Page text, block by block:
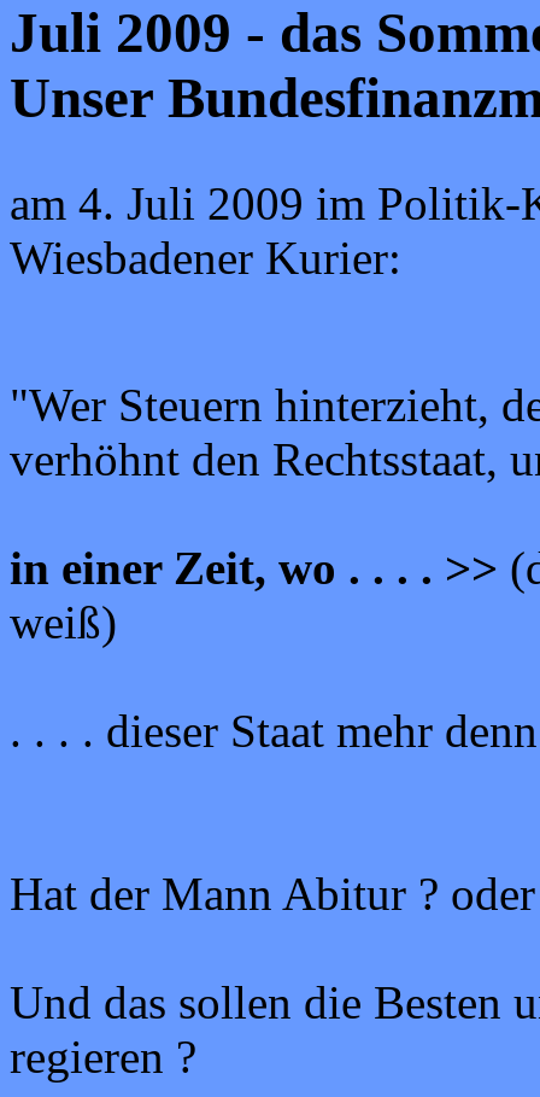
Juli 2009 - das
Unser
am 4. Juli 2009 im Politik-
Wiesbadener Kurier:
"Wer Steuern hinterzieht,
verhöhnt den Rechtsstaat,
in einer Zeit, wo . . . . >>
weiß)
. . . . dieser Staat mehr
Hat der Mann Abitur ?
Und das sollen die Besten
regieren ?